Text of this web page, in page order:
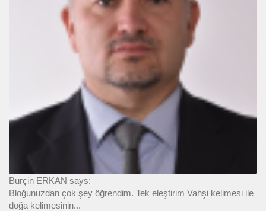
Burçin ERKAN says:
Bloğunuzdan çok şey öğrendim. Tek eleştirim Vahşi kelimesi ile
doğa kelimesinin...